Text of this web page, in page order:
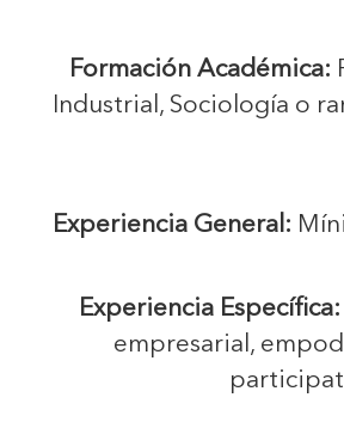
Formación Académica:
Industrial, Sociología o
Experiencia General:
Experiencia Específica:
empresarial,